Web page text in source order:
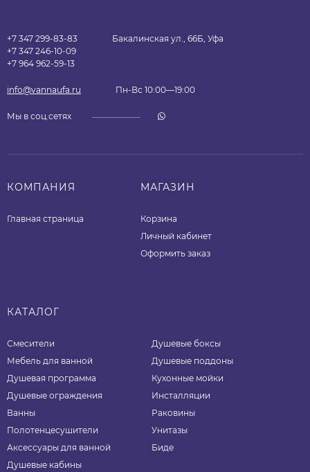
+7 347 299-83-83
+7 347 246-10-09
+7 964 962-59-13
Бакалинская ул., 66Б, Уфа
info@vannaufa.ru Пн-Вс 10:00—19:00
Мы в соц.сетях
КОМПАНИЯ
Главная страница
МАГАЗИН
Корзина
Личный кабинет
Оформить заказ
КАТАЛОГ
Смесители
Мебель для ванной
Душевая программа
Душевые ограждения
Ванны
Полотенцесушители
Аксессуары для ванной
Душевые кабины
Душевые боксы
Душевые поддоны
Кухонные мойки
Инсталляции
Раковины
Унитазы
Биде